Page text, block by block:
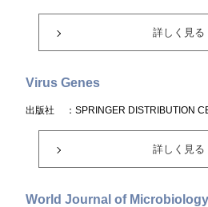
詳しく見る
Virus Genes
出版社 ：SPRINGER DISTRIBUTION
詳しく見る
World Journal of